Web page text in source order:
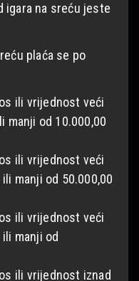
igara na sreću jeste
plaća se po
ili vrijednost veći
manji od 10.000,00
ili vrijednost veći
manji od 50.000,00
ili vrijednost veći
manji od
ili vrijednost iznad